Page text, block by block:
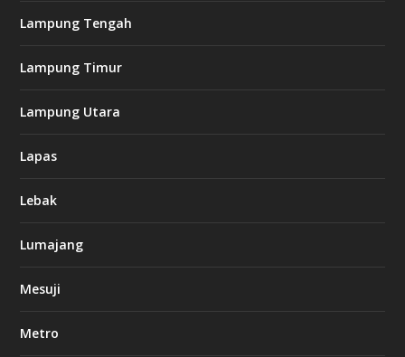
Lampung Tengah
Lampung Timur
Lampung Utara
Lapas
Lebak
Lumajang
Mesuji
Metro